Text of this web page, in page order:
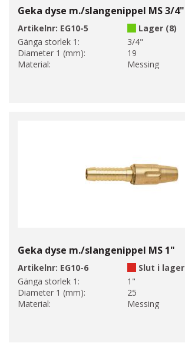
Geka dyse m./slangenippel MS 3/4"
Artikelnr: EG10-5
Lager (8)
Gänga storlek 1:
3/4"
Diameter 1 (mm):
19
Material:
Messing
Geka dyse m./slangenippel MS 1"
Artikelnr: EG10-6
Slut i lager
Gänga storlek 1:
1"
Diameter 1 (mm):
25
Material:
Messing